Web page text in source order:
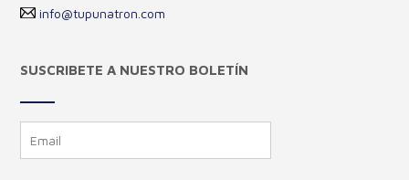
info@tupunatron.com
SUSCRIBETE A NUESTRO BOLETÍN